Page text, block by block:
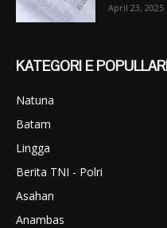
April 23, 2025
KATEGORI E
Natuna
Batam
Lingga
Berita TNI - Polri
Asahan
Anambas